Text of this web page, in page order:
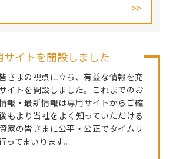
サイトを開設しました
さまの視点に立ち、有益な情報を充
イトを開設しました。これまでのお
報・最新情報は専用サイトからご確
もより当社をよく知っていただける
家の皆さまに公平・公正でタイムリ
てまいります。